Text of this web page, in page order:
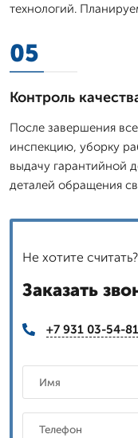
технологий.
05
Контроль
После завершения
инспекцию, уборку
выдачу гарантийной
деталей обращения
Не хотите считать?
Заказать
+7 931 03-54-81